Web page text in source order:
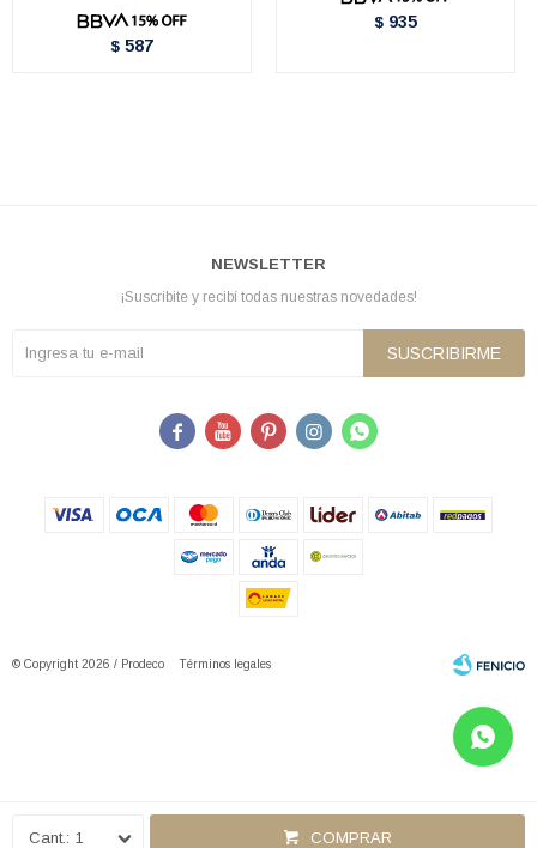
1 COMPRAR
$ 587
$ 935
NEWSLETTER
¡Suscribite y recibí todas nuestras novedades!
SUSCRIBIRME
    
© Copyright 2026 / Prodeco Términos legales